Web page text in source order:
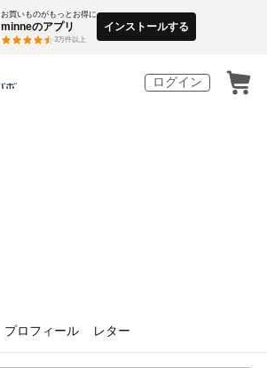
お買いものがもっとお得に
minneのアプリ
3万件以上
インストールする
ログイン
プロフィール レター